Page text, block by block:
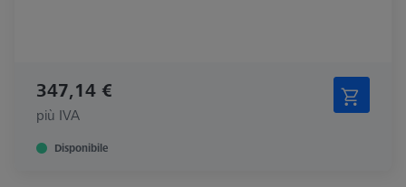
347,14 €
più IVA
Disponibile